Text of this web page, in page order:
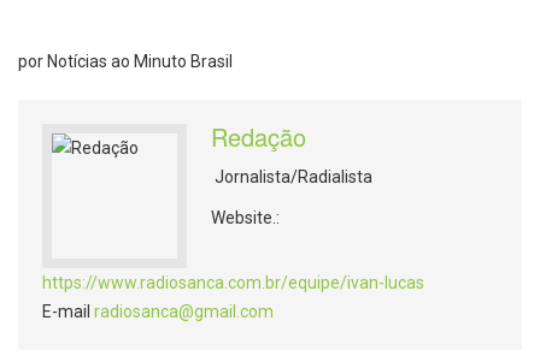
por Notícias ao Minuto Brasil
Redação
Jornalista/Radialista
Website.:
https://www.radiosanca.com.br/equipe/ivan-lucas
E-mail radiosanca@gmail.com